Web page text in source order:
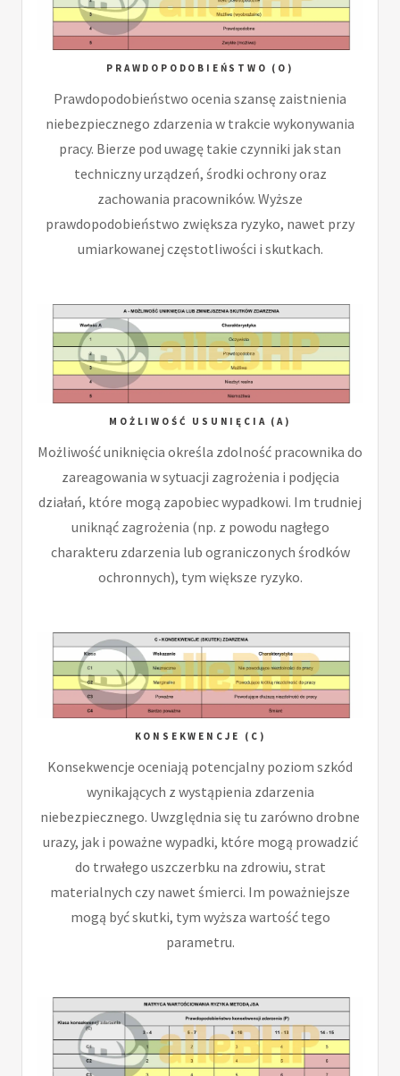
PRAWDOPODOBIEŃSTWO (O)
Prawdopodobieństwo ocenia szansę zaistnienia
niebezpiecznego zdarzenia w trakcie wykonywania
pracy. Bierze pod uwagę takie czynniki jak stan
techniczny urządzeń, środki ochrony oraz
zachowania pracowników. Wyższe
prawdopodobieństwo zwiększa ryzyko, nawet przy
umiarkowanej częstotliwości i skutkach.
MOŻLIWOŚĆ USUNIĘCIA (A)
Możliwość uniknięcia określa zdolność pracownika do
zareagowania w sytuacji zagrożenia i podjęcia
działań, które mogą zapobiec wypadkowi. Im trudniej
uniknąć zagrożenia (np. z powodu nagłego
charakteru zdarzenia lub ograniczonych środków
ochronnych), tym większe ryzyko.
KONSEKWENCJE (C)
Konsekwencje oceniają potencjalny poziom szkód
wynikających z wystąpienia zdarzenia
niebezpiecznego. Uwzględnia się tu zarówno drobne
urazy, jak i poważne wypadki, które mogą prowadzić
do trwałego uszczerbku na zdrowiu, strat
materialnych czy nawet śmierci. Im poważniejsze
mogą być skutki, tym wyższa wartość tego
parametru.